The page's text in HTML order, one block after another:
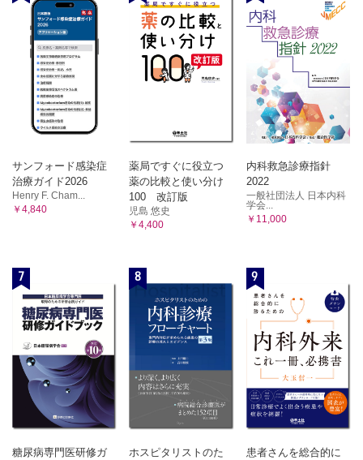
サンフォード感染症
治療ガイド2026
Henry F. Cham...
￥4,840
薬局ですぐに役立つ
薬の比較と使い分け
100 改訂版
児島 悠史
￥4,400
内科救急診療指針
2022
一般社団法人 日本内科
学会...
￥11,000
7
糖尿病専門医研修ガ
8
ホスピタリストのた
9
患者さんを総合的に